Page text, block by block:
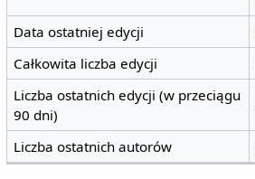
Data ostatniej edycji
Całkowita liczba edycji
Liczba ostatnich edycji (w przeciągu
90 dni)
Liczba ostatnich autorów